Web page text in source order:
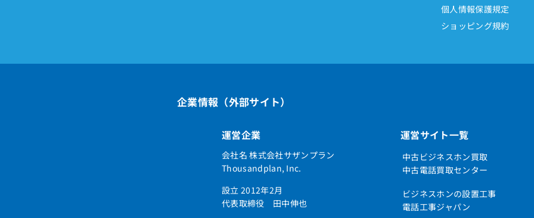
個人情報保護規定
ショッピング規約
企業情報（外部サイト）
運営企業
会社名 株式会社サザンプラン
Thousandplan, Inc.
設立 2012年2月
代表取締役 田中伸也
運営サイト一覧
中古ビジネスホン買取
中古電話買取センター
ビジネスホンの設置工事
電話工事ジャパン